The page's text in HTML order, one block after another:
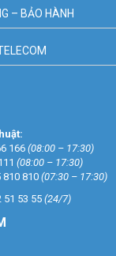
– BẢO HÀNH
166(08:00 – 17:30)
(08:00 – 17:30)
810 810 (07:30 – 17:30)
51 53 55 (24/7)